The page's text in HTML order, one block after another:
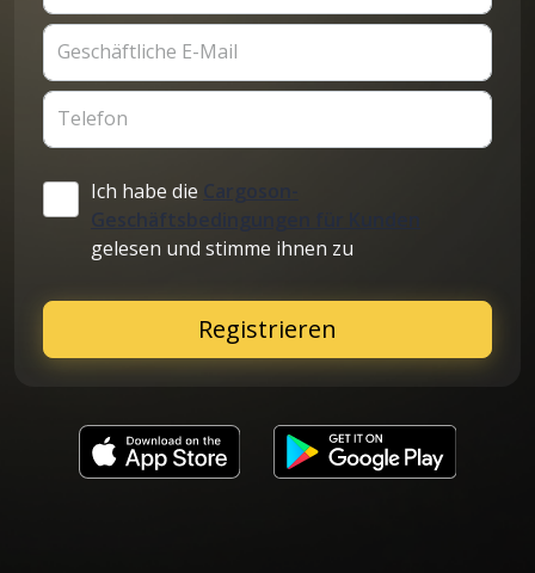
Geschäftliche E-Mail
Telefon
Ich habe die
Geschäftsbedingungen für Kunden
gelesen und stimme ihnen zu
Registrieren